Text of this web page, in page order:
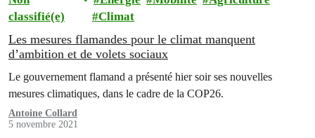
classifié(e)
Climat
Les mesures flamandes pour le climat manquent
d’ambition et de volets sociaux
Le gouvernement flamand a présenté hier soir ses nouvelles
mesures climatiques, dans le cadre de la COP26.
Antoine Collard
5 novembre 2021